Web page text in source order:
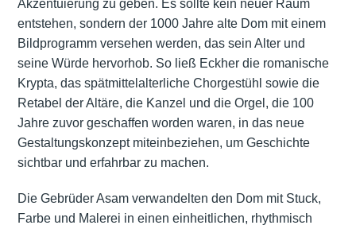
Akzentuierung zu geben. Es sollte kein neuer Raum
entstehen, sondern der 1000 Jahre alte Dom mit einem
Bildprogramm versehen werden, das sein Alter und
seine Würde hervorhob. So ließ Eckher die romanische
Krypta, das spätmittelalterliche Chorgestühl sowie die
Retabel der Altäre, die Kanzel und die Orgel, die 100
Jahre zuvor geschaffen worden waren, in das neue
Gestaltungskonzept miteinbeziehen, um Geschichte
sichtbar und erfahrbar zu machen.
Die Gebrüder Asam verwandelten den Dom mit Stuck,
Farbe und Malerei in einen einheitlichen, rhythmisch